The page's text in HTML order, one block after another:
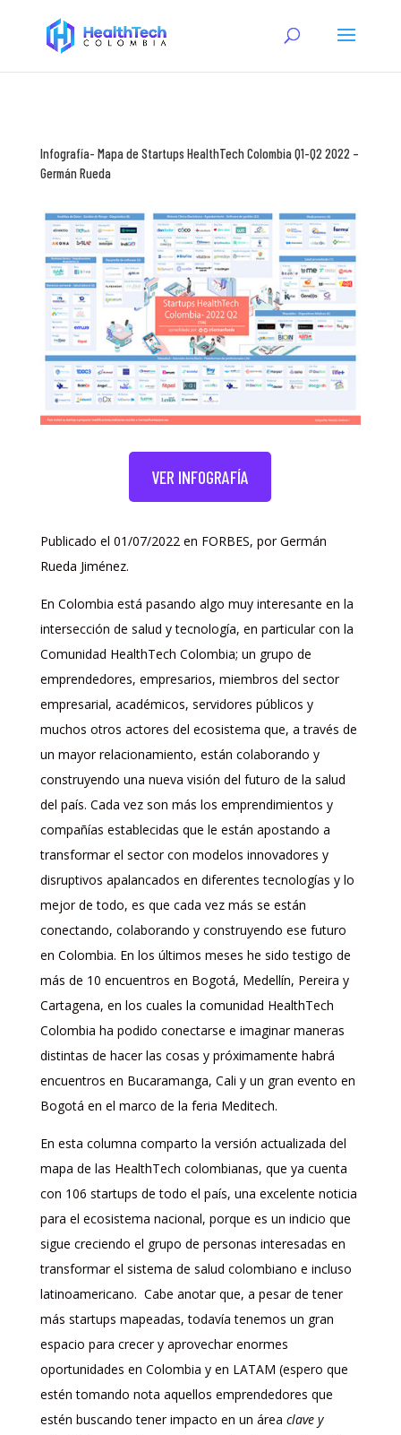
Infografía- Mapa de Startups HealthTech Colombia Q1-Q2 2022 –
Germán Rueda
VER INFOGRAFÍA
Publicado el 01/07/2022 en FORBES, por Germán
Rueda Jiménez.
En Colombia está pasando algo muy interesante en la
intersección de salud y tecnología, en particular con la
Comunidad HealthTech Colombia; un grupo de
emprendedores, empresarios, miembros del sector
empresarial, académicos, servidores públicos y
muchos otros actores del ecosistema que, a través de
un mayor relacionamiento, están colaborando y
construyendo una nueva visión del futuro de la salud
del país. Cada vez son más los emprendimientos y
compañías establecidas que le están apostando a
transformar el sector con modelos innovadores y
disruptivos apalancados en diferentes tecnologías y lo
mejor de todo, es que cada vez más se están
conectando, colaborando y construyendo ese futuro
en Colombia. En los últimos meses he sido testigo de
más de 10 encuentros en Bogotá, Medellín, Pereira y
Cartagena, en los cuales la comunidad HealthTech
Colombia ha podido conectarse e imaginar maneras
distintas de hacer las cosas y próximamente habrá
encuentros en Bucaramanga, Cali y un gran evento en
Bogotá en el marco de la feria Meditech.
En esta columna comparto la versión actualizada del
mapa de las HealthTech colombianas, que ya cuenta
con 106 startups de todo el país, una excelente noticia
para el ecosistema nacional, porque es un indicio que
sigue creciendo el grupo de personas interesadas en
transformar el sistema de salud colombiano e incluso
latinoamericano. Cabe anotar que, a pesar de tener
más startups mapeadas, todavía tenemos un gran
espacio para crecer y aprovechar enormes
oportunidades en Colombia y en LATAM (espero que
estén tomando nota aquellos emprendedores que
estén buscando tener impacto en un área clave y